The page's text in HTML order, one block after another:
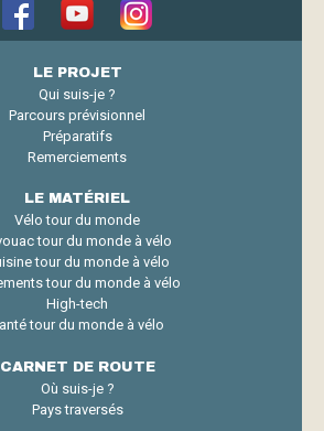
LE PROJET
Qui suis-je ?
Parcours prévisionnel
Préparatifs
Remerciements
LE MATÉRIEL
Vélo tour du monde
tour du monde à vélo
tour du monde à vélo
tour du monde à vélo
High-tech
tour du monde à vélo
CARNET DE ROUTE
Où suis-je ?
Pays traversés